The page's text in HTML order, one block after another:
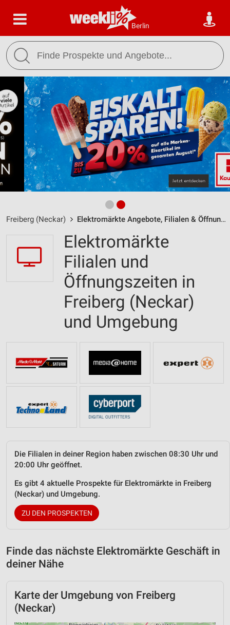
Berlin
Freiberg (Neckar) Elektromärkte Angebote, Filialen & Öffnungszeiten
Elektromärkte
Filialen und
Öffnungszeiten in
Freiberg (Neckar)
und Umgebung
Die Filialen in deiner Region haben zwischen 08:30 Uhr und
20:00 Uhr geöffnet.
Es gibt 4 aktuelle Prospekte für Elektromärkte in Freiberg
(Neckar) und Umgebung.
ZU DEN PROSPEKTEN
Finde das nächste Elektromärkte Geschäft in
deiner Nähe
Karte der Umgebung von Freiberg
(Neckar)